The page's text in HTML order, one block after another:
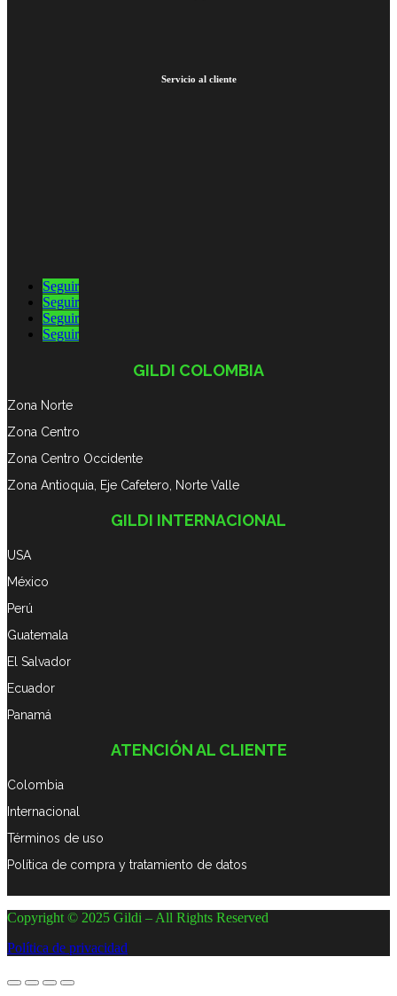
Servicio al cliente
Seguir
Seguir
Seguir
Seguir
GILDI COLOMBIA
Zona Norte
Zona Centro
Zona Centro Occidente
Zona Antioquia, Eje Cafetero, Norte Valle
GILDI INTERNACIONAL
USA
México
Perú
Guatemala
El Salvador
Ecuador
Panamá
ATENCIÓN AL CLIENTE
Colombia
Internacional
Términos de uso
Política de compra y tratamiento de datos
Copyright © 2025 Gildi – All Rights Reserved
Política de privacidad